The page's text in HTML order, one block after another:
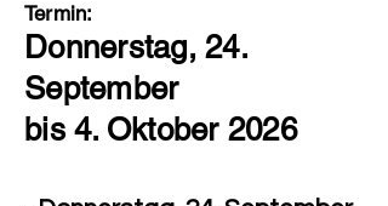
​Termin:
Donnerstag, 24.
September
bis 4. Oktober 2026